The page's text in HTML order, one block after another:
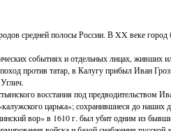
средней полосы России. В XX веке
событиях и отдельных лицах, живших
против татар, в Калугу прибыл Иван
восстания под предводительством
царька»; сохранившиеся до
вор» в 1610 г. был убит одним из